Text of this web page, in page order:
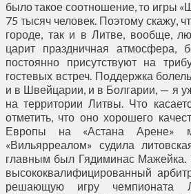
было такое соотношение, то игры
75 тысяч человек. Поэтому скажу,
городе, так и в Литве, вообще,
царит праздничная атмосфера,
постоянно присутствуют на
гостевых встреч. Поддержка
и в Швейцарии, и в Болгарии, — я
на территории Литвы. Что
отметить, что оно хорошего
Европы на «Астана Арене»
«Вильярреалом» судила
главным был Гядиминас Мажейка.
высококвалифицированный
решающую игру чемпионата